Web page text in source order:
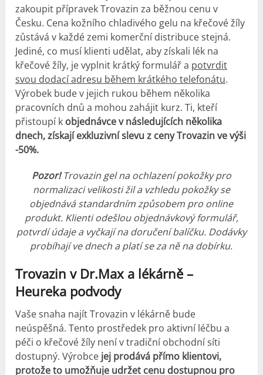
zakoupit přípravek Trovazin za běžnou cenu v
Česku. Cena kožního chladivého gelu na křečové žíly
zůstává v každé zemi komerční distribuce stejná.
Jediné, co musí klienti udělat, aby získali lék na
křečové žíly, je vyplnit krátký formulář a potvrdit
svou dodací adresu během krátkého telefonátu.
Výrobek bude v jejich rukou během několika
pracovních dnů a mohou zahájit kurz. Ti, kteří
přistoupí k objednávce v následujících několika
dnech, získají exkluzivní slevu z ceny Trovazin ve výši
-50%.
Pozor! Trovazin gel na ochlazení pokožky pro
normalizaci velikosti žil a vzhledu pokožky se
objednává standardním způsobem pro online
produkt. Klienti odešlou objednávkový formulář,
potvrdí údaje a vyčkají na doručení balíčku. Dodávky
probíhají ve dnech a platí se za ně na dobírku.
Trovazin v Dr.Max a lékárně –
Heureka podvody
Vaše snaha najít Trovazin v lékárně bude
neúspěšná. Tento prostředek pro aktivní léčbu a
péči o křečové žíly není v tradiční obchodní síti
dostupný. Výrobce jej prodává přímo klientovi,
protože to umožňuje udržet cenu dostupnou pro